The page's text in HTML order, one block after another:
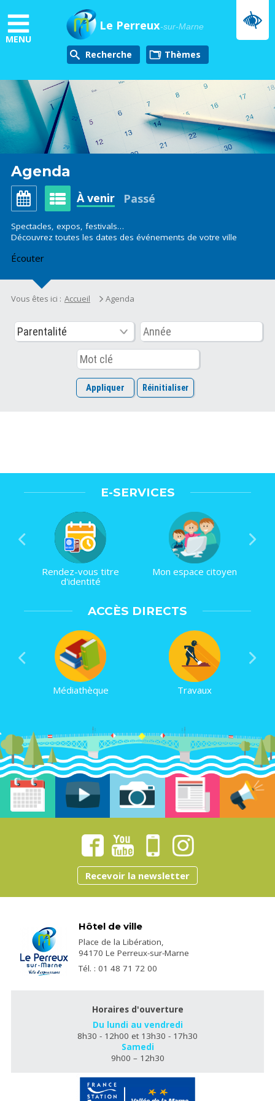
au
contenu
principal
MENU
Le Perreux-sur-Marne
Recherche thèmes
Agenda
À venir Passé
Spectacles, expos, festivals…
Découvrez toutes les dates des événements de votre ville
Écouter
Vous êtes ici : Accueil Agenda
E-SERVICES
Rendez-vous titre
d'identité
Mon espace citoyen
ACCÈS DIRECTS
Médiathèque Travaux
Recevoir la newsletter
Hôtel de ville
Place de la Libération,
94170 Le Perreux-sur-Marne
Tél. : 01 48 71 72 00
Horaires d'ouverture
Du lundi au vendredi
8h30 - 12h00 et 13h30 - 17h30
Samedi
9h00 – 12h30